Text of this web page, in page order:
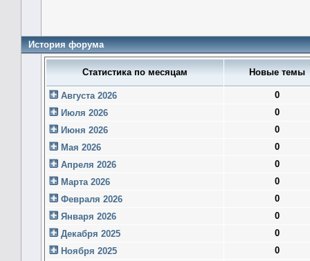
История форума
Статистика по месяцам Новые темы
Августа 2026
0
Июля 2026
0
Июня 2026
0
Мая 2026
0
Апреля 2026
0
Марта 2026
0
Февраля 2026
0
Января 2026
0
Декабря 2025
0
Ноября 2025
0